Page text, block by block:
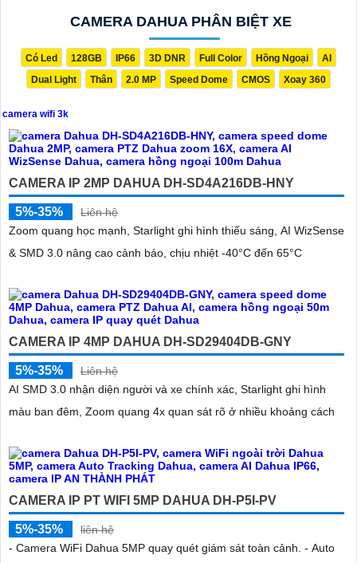
trội, thích hợp cho những yêu cầu cao về độ rõ ràng và chi tiết trong quá trình
quan sát, giúp đảm bảo hiệu quả trong các hệ thống giám sát.
CAMERA DAHUA PHÂN BIỆT XE
Có Led 128GB IP66 3D DNR Full Color Hồng Ngoại
AI
Dual Light
Thân 2.0 MP Speed Dome CMOS Xoay 360
camera wifi 3k
CAMERA IP 2MP DAHUA DH-SD4A216DB-HNY
5%-35%
Liên hệ
Zoom quang học mạnh, Starlight ghi hình thiếu sáng, AI WizSense
& SMD 3.0 nâng cao cảnh báo, chịu nhiệt -40°C đến 65°C
CAMERA IP 4MP DAHUA DH-SD29404DB-GNY
5%-35%
Liên hệ
AI SMD 3.0 nhận diện người và xe chính xác, Starlight ghi hình
màu ban đêm, Zoom quang 4x quan sát rõ ở nhiều khoảng cách
CAMERA IP PT WIFI 5MP DAHUA DH-P5I-PV
5%-35%
liên hệ
- Camera WiFi Dahua 5MP quay quét giám sát toàn cảnh. - Auto